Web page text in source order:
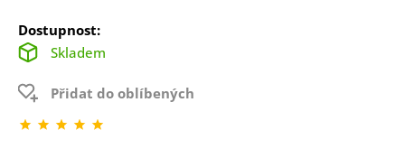
Dostupnost:
Skladem
Přidat do oblíbených